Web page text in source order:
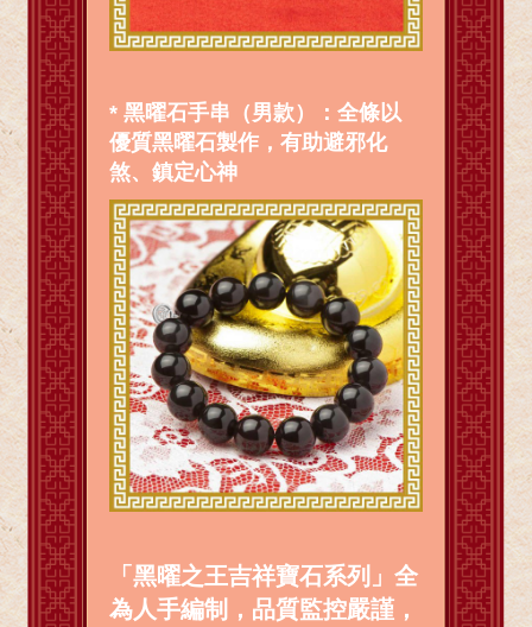
* 黑曜石手串（男款）：全條以
優質黑曜石製作，有助避邪化
煞、鎮定心神
「黑曜之王吉祥寶石系列」全
為人手編制，品質監控嚴謹，